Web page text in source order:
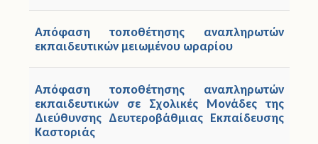
Απόφαση τοποθέτησης αναπληρωτών
εκπαιδευτικών μειωμένου ωραρίου
Απόφαση τοποθέτησης αναπληρωτών
εκπαιδευτικών σε Σχολικές Μονάδες της
Διεύθυνσης Δευτεροβάθμιας Εκπαίδευσης
Καστοριάς